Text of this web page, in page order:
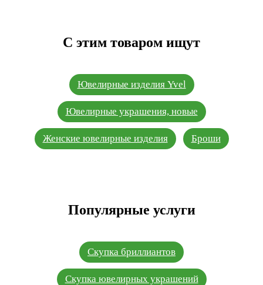
С этим товаром ищут
Ювелирные изделия Yvel
Ювелирные украшения, новые
Женские ювелирные изделия Броши
Популярные услуги
Скупка бриллиантов
Скупка ювелирных украшений